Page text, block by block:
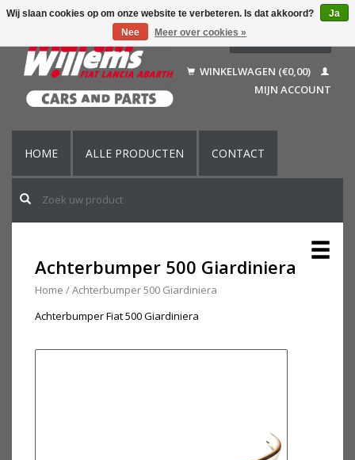
Français
English (US)
WINKELWAGEN (€0,00)
MIJN ACCOUNT
HOME ALLE PRODUCTEN CONTACT
Achterbumper 500 Giardiniera
Home /Achterbumper 500 Giardiniera
Achterbumper Fiat 500 Giardiniera
Wij slaan cookies op om onze website te verbeteren. Is dat akkoord?
Ja
Nee
Meer over cookies »